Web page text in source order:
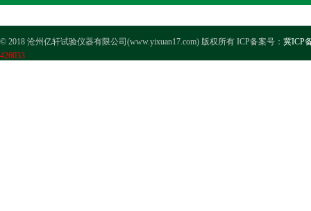
© 2018 沧州亿轩试验仪器有限公司(www.yixuan17.com) 版权所有 ICP备案号： 冀ICP
426033